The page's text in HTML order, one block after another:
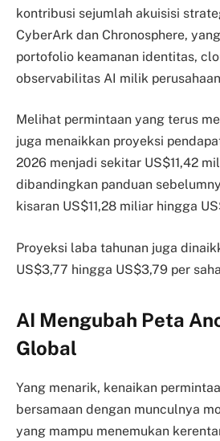
kontribusi sejumlah akuisisi
CyberArk dan Chronosphere,
portofolio keamanan identitas,
observabilitas AI milik
Melihat permintaan yang terus
juga menaikkan proyeksi
2026 menjadi sekitar US$11,42
dibandingkan panduan
kisaran US$11,28 miliar hingga
Proyeksi laba tahunan juga
US$3,77 hingga US$3,79 per
AI Mengubah Peta
Global
Yang menarik, kenaikan
bersamaan dengan munculnya
yang mampu menemukan